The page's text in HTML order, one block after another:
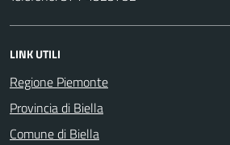
LINK UTILI
Regione Piemonte
Provincia di Biella
Comune di Biella